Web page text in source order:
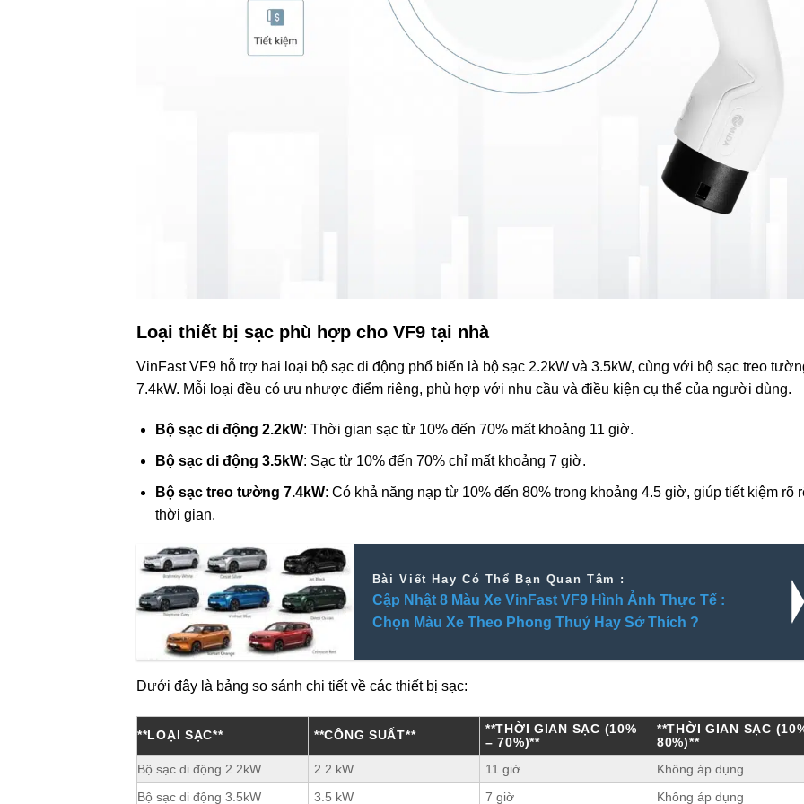
Loại thiết bị sạc phù hợp cho VF9 tại nhà
VinFast VF9 hỗ trợ hai loại bộ sạc di động phổ biến là bộ sạc 2.2kW và 3.5kW, cùng với bộ sạc treo
7.4kW. Mỗi loại đều có ưu nhược điểm riêng, phù hợp với nhu cầu và điều kiện cụ thể của người dùng.
Bộ sạc di động 2.2kW: Thời gian sạc từ 10% đến 70% mất khoảng 11 giờ.
Bộ sạc di động 3.5kW: Sạc từ 10% đến 70% chỉ mất khoảng 7 giờ.
Bộ sạc treo tường 7.4kW: Có khả năng nạp từ 10% đến 80% trong khoảng 4.5 giờ, giúp tiết kiệm rõ
thời gian.
Bài Viết Hay Có Thể Bạn Quan Tâm :
Cập Nhật 8 Màu Xe VinFast VF9 Hình Ảnh Thực Tế :
Chọn Màu Xe Theo Phong Thuỷ Hay Sở Thích ?
Dưới đây là bảng so sánh chi tiết về các thiết bị sạc:
**LOẠI SẠC** **CÔNG SUẤT**
**THỜI GIAN SẠC (10%
– 70%)**
**THỜI GIAN SẠC
80%)**
Bộ sạc di động 2.2kW
2.2 kW 11 giờ
Không áp dụng
Bộ sạc di động 3.5kW
3.5 kW 7 giờ Không áp dụng